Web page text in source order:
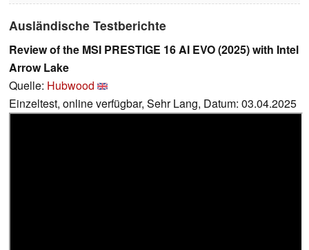
Ausländische Testberichte
Review of the MSI PRESTIGE 16 AI EVO (2025) with Intel
Arrow Lake
Quelle: Hubwood
Einzeltest, online verfügbar, Sehr Lang, Datum: 03.04.2025